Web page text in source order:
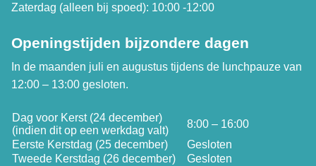
Zaterdag (alleen bij spoed): 10:00 -12:00
Openingstijden bijzondere dagen
In de maanden juli en augustus tijdens de lunchpauze van
12:00 – 13:00 gesloten.
Dag voor Kerst (24 december)
(indien dit op een werkdag valt)
8:00 – 16:00
Eerste Kerstdag (25 december)
Gesloten
Tweede Kerstdag (26 december)
Gesloten